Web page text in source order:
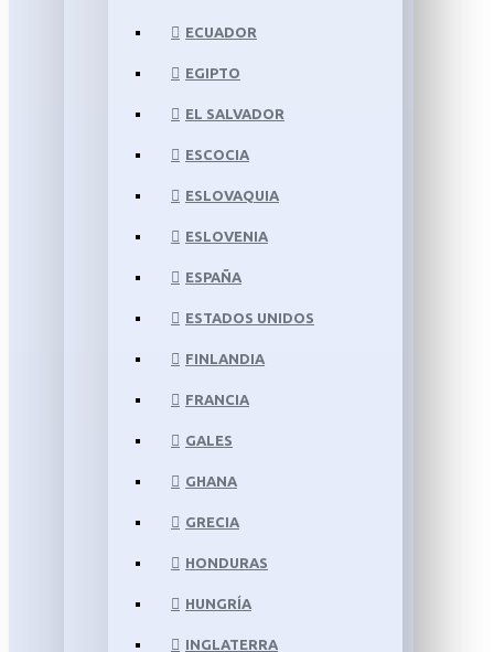
ECUADOR
EGIPTO
EL SALVADOR
ESCOCIA
ESLOVAQUIA
ESLOVENIA
ESPAÑA
ESTADOS UNIDOS
FINLANDIA
FRANCIA
GALES
GHANA
GRECIA
HONDURAS
HUNGRÍA
INGLATERRA